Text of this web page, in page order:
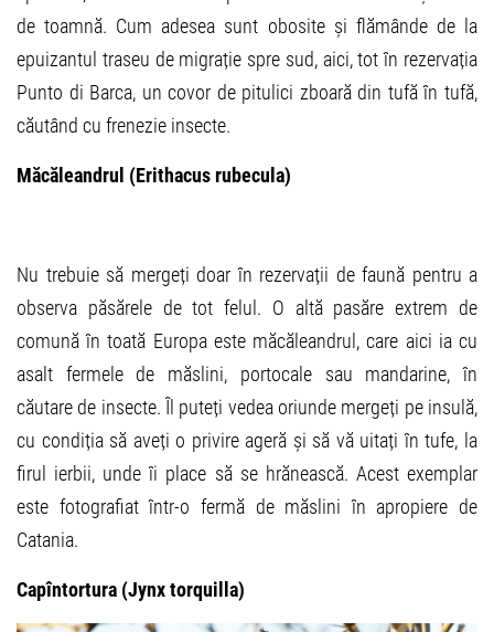
de toamnă. Cum adesea sunt obosite și flămânde de la
epuizantul traseu de migrație spre sud, aici, tot în rezervația
Punto di Barca, un covor de pitulici zboară din tufă în tufă,
căutând cu frenezie insecte.
Măcăleandrul (Erithacus rubecula)
Nu trebuie să mergeți doar în rezervații de faună pentru a
observa păsărele de tot felul. O altă pasăre extrem de
comună în toată Europa este măcăleandrul, care aici ia cu
asalt fermele de măslini, portocale sau mandarine, în
căutare de insecte. Îl puteți vedea oriunde mergeți pe insulă,
cu condiția să aveți o privire ageră și să vă uitați în tufe, la
firul ierbii, unde îi place să se hrănească. Acest exemplar
este fotografiat într-o fermă de măslini în apropiere de
Catania.
Capîntortura (Jynx torquilla)